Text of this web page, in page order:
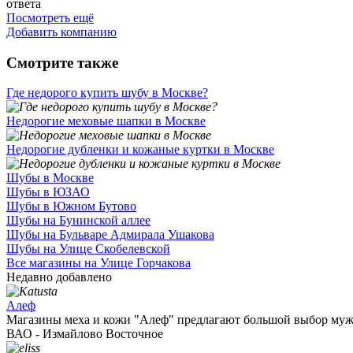
ответа
Посмотреть ещё
Добавить компанию
Смотрите также
Где недорого купить шубу в Москве?
Недорогие меховые шапки в Москве
Недорогие дубленки и кожаные куртки в Москве
Шубы в Москве
Шубы в ЮЗАО
Шубы в Южном Бутово
Шубы на Бунинской аллее
Шубы на Бульваре Адмирала Ушакова
Шубы на Улице Скобелевской
Все магазины на Улице Горчакова
Недавно добавлено
Алеф
Магазины меха и кожи "Алеф" предлагают большой выбор
ВАО - Измайлово Восточное